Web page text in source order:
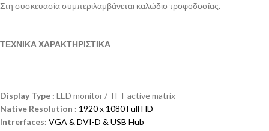
Στη συσκευασία συμπεριλαμβάνεται καλώδιο τροφοδοσίας.
ΤΕΧΝΙΚΑ ΧΑΡΑΚΤΗΡΙΣΤΙΚΑ
Display Type : LED monitor / TFT active matrix
Native Resolution : 1920 x 1080 Full HD
Intrerfaces: VGA & DVI-D & USB Hub